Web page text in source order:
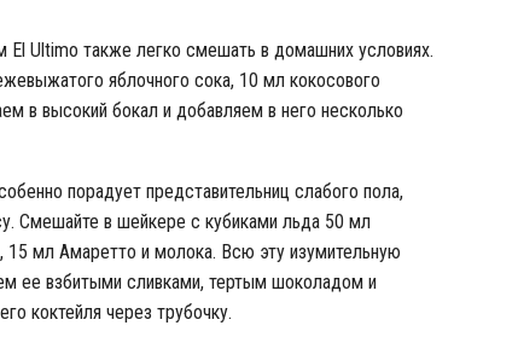
El Ultimo также легко смешать в домашних условиях.
яблочного сока, 10 мл кокосового
в высокий бокал и добавляем в него несколько
порадует представительниц слабого пола,
Смешайте в шейкере с кубиками льда 50 мл
15 мл Амаретто и молока. Всю эту изумительную
ее взбитыми сливками, тертым шоколадом и
коктейля через трубочку.